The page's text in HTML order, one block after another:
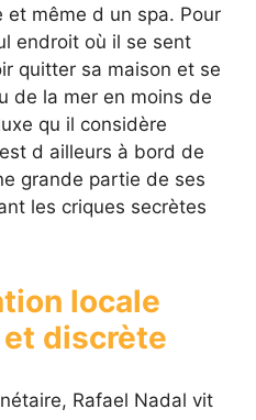
et même d un spa. Pour
endroit où il se sent
quitter sa maison et se
de la mer en moins de
qu il considère
d ailleurs à bord de
grande partie de ses
les criques secrètes
locale
discrète
Rafael Nadal vit